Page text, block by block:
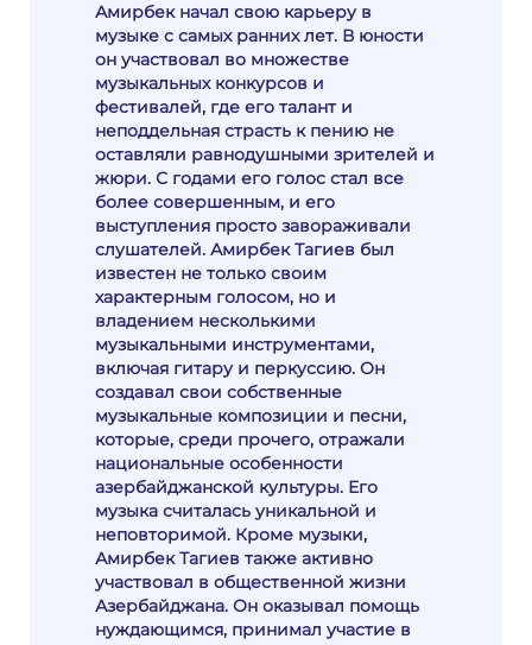
Амирбек начал свою карьеру в
музыке с самых ранних лет. В юности
он участвовал во множестве
музыкальных конкурсов и
фестивалей, где его талант и
неподдельная страсть к пению не
оставляли равнодушными зрителей и
жюри. С годами его голос стал все
более совершенным, и его
выступления просто завораживали
слушателей. Амирбек Тагиев был
известен не только своим
характерным голосом, но и
владением несколькими
музыкальными инструментами,
включая гитару и перкуссию. Он
создавал свои собственные
музыкальные композиции и песни,
которые, среди прочего, отражали
национальные особенности
азербайджанской культуры. Его
музыка считалась уникальной и
неповторимой. Кроме музыки,
Амирбек Тагиев также активно
участвовал в общественной жизни
Азербайджана. Он оказывал помощь
нуждающимся, принимал участие в